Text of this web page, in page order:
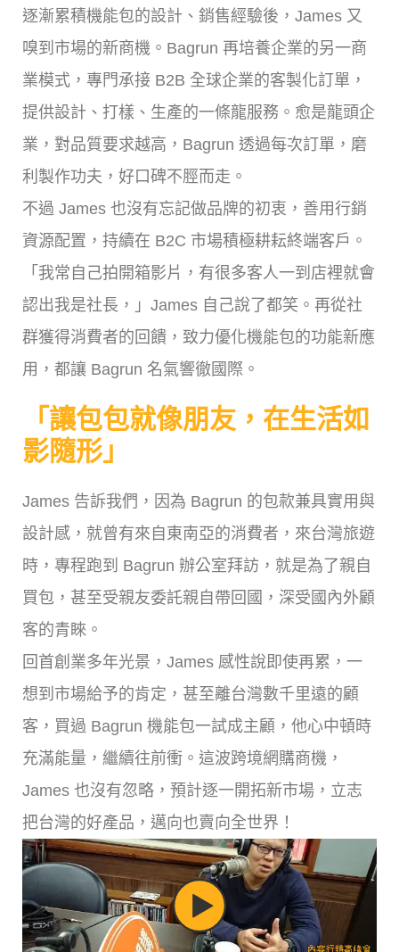
逐漸累積機能包的設計、銷售經驗後，James 又
嗅到市場的新商機。Bagrun 再培養企業的另一商
業模式，專門承接 B2B 全球企業的客製化訂單，
提供設計、打樣、生產的一條龍服務。愈是龍頭企
業，對品質要求越高，Bagrun 透過每次訂單，磨
利製作功夫，好口碑不脛而走。
不過 James 也沒有忘記做品牌的初衷，善用行銷
資源配置，持續在 B2C 市場積極耕耘終端客戶。
「我常自己拍開箱影片，有很多客人一到店裡就會
認出我是社長，」James 自己說了都笑。再從社
群獲得消費者的回饋，致力優化機能包的功能新應
用，都讓 Bagrun 名氣響徹國際。
「讓包包就像朋友，在生活如
影隨形」
James 告訴我們，因為 Bagrun 的包款兼具實用與
設計感，就曾有來自東南亞的消費者，來台灣旅遊
時，專程跑到 Bagrun 辦公室拜訪，就是為了親自
買包，甚至受親友委託親自帶回國，深受國內外顧
客的青睞。
回首創業多年光景，James 感性說即使再累，一
想到市場給予的肯定，甚至離台灣數千里遠的顧
客，買過 Bagrun 機能包一試成主顧，他心中頓時
充滿能量，繼續往前衝。這波跨境網購商機，
James 也沒有忽略，預計逐一開拓新市場，立志
把台灣的好產品，邁向也賣向全世界！